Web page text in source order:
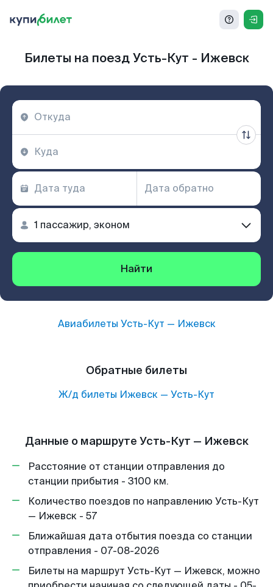
Билеты на поезд Усть-Кут - Ижевск
Найти
Авиабилеты Усть-Кут — Ижевск
Обратные билеты
Ж/д билеты Ижевск — Усть-Кут
Данные о маршруте Усть-Кут — Ижевск
Расстояние от станции отправления до
станции прибытия - 3100 км.
Количество поездов по направлению Усть-Кут
— Ижевск - 57
Ближайшая дата отбытия поезда со станции
отправления - 07-08-2026
Билеты на маршрут Усть-Кут — Ижевск, можно